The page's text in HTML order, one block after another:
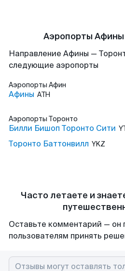
Аэропорты
Направление Афины —
следующие аэропорты
Аэропорты Афин
Афины ATH
Аэропорты Торонто
Билли Бишоп Торонто Сити
Торонто Баттонвилл YKZ
Часто летаете и
Оставьте комментарий — он
пользователям принять